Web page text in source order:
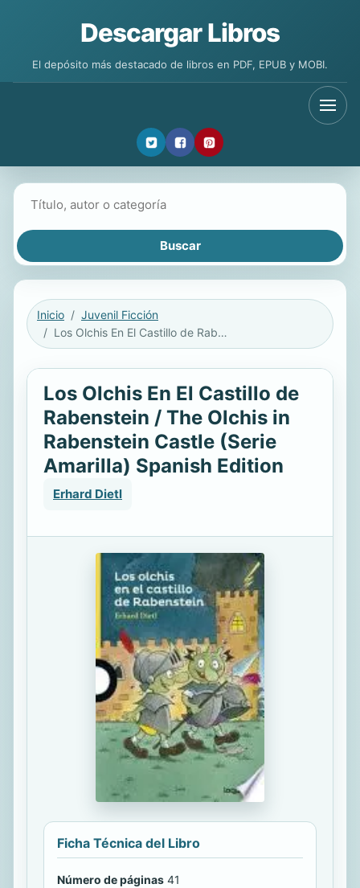
Descargar Libros
El depósito más destacado de libros en PDF, EPUB y MOBI.
Inicio
Juvenil Ficción
Los Olchis En El Castillo de Rabenstein / The Olchis in Rabenstein Castle (Serie Amarilla) Spanish Edition
Los Olchis En El Castillo de
Rabenstein / The Olchis in
Rabenstein Castle (Serie
Amarilla) Spanish Edition
Erhard Dietl
Ficha Técnica del Libro
Número de páginas 41